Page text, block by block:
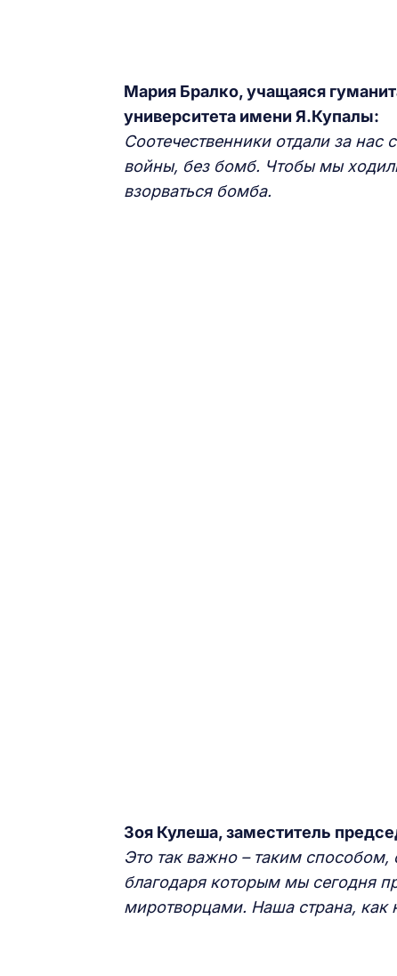
Мария Бралко, учащаяся
университета имени Я.Купалы:
Соотечественники отдали за
войны, без бомб. Чтобы мы
взорваться бомба.
Зоя Кулеша, заместитель
Это так важно – таким
благодаря которым мы сегодня
миротворцами. Наша страна, как